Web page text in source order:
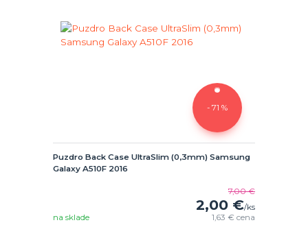
- 71 %
Puzdro Back Case UltraSlim (0,3mm) Samsung
Galaxy A510F 2016
7,00 €
2,00 €/ks
1,63 €cena
na sklade